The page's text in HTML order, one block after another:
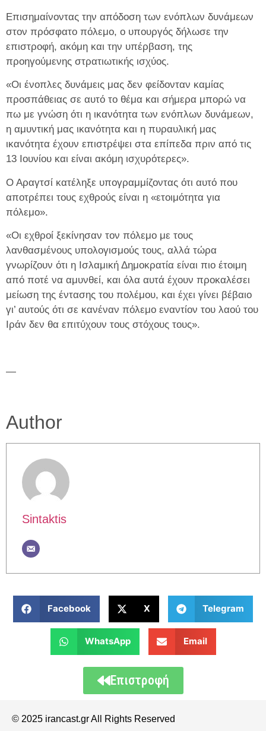
Επισημαίνοντας την απόδοση των ενόπλων δυνάμεων
στον πρόσφατο πόλεμο, ο υπουργός δήλωσε την
επιστροφή, ακόμη και την υπέρβαση, της
προηγούμενης στρατιωτικής ισχύος.
«Οι ένοπλες δυνάμεις μας δεν φείδονταν καμίας
προσπάθειας σε αυτό το θέμα και σήμερα μπορώ να
πω με γνώση ότι η ικανότητα των ενόπλων δυνάμεων,
η αμυντική μας ικανότητα και η πυραυλική μας
ικανότητα έχουν επιστρέψει στα επίπεδα πριν από τις
13 Ιουνίου και είναι ακόμη ισχυρότερες».
Ο Αραγτσί κατέληξε υπογραμμίζοντας ότι αυτό που
αποτρέπει τους εχθρούς είναι η «ετοιμότητα για
πόλεμο».
«Οι εχθροί ξεκίνησαν τον πόλεμο με τους
λανθασμένους υπολογισμούς τους, αλλά τώρα
γνωρίζουν ότι η Ισλαμική Δημοκρατία είναι πιο έτοιμη
από ποτέ να αμυνθεί, και όλα αυτά έχουν προκαλέσει
μείωση της έντασης του πολέμου, και έχει γίνει βέβαιο
γι’ αυτούς ότι σε κανέναν πόλεμο εναντίον του λαού του
Ιράν δεν θα επιτύχουν τους στόχους τους».
—
Author
Sintaktis
Facebook X Telegram
WhatsApp Email
Επιστροφή
© 2025 irancast.gr All Rights Reserved